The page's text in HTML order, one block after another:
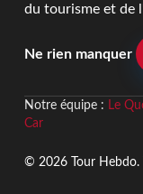
du tourisme et de
Ne rien manquer
Notre équipe : Le
Car
© 2026 Tour Hebdo.